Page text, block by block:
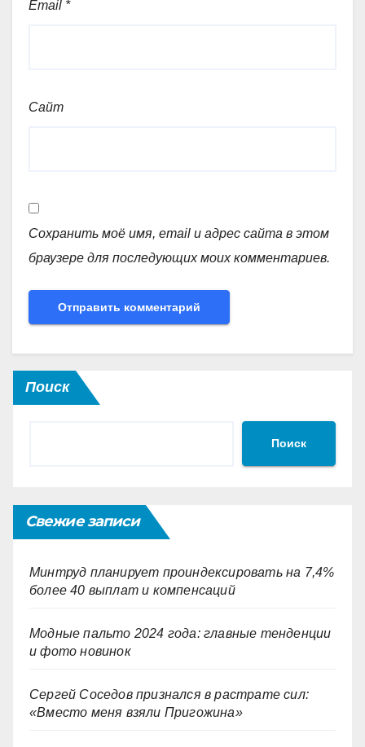
Email *
Сайт
Сохранить моё имя, email и адрес сайта в этом
браузере для последующих моих комментариев.
Поиск
Поиск
Свежие записи
Минтруд планирует проиндексировать на 7,4%
более 40 выплат и компенсаций
Модные пальто 2024 года: главные тенденции
и фото новинок
Сергей Соседов признался в растрате сил:
«Вместо меня взяли Пригожина»